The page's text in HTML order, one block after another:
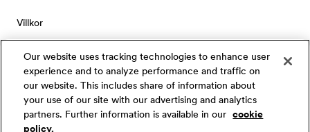
Villkor
Cookies
Privacy Settings
© Signum International AG 2026. Alla rättigheter förbehålls.
Our website uses tracking technologies to enhance user
experience and to analyze performance and traffic on
our website. This includes share of information about
your use of our site with our advertising and analytics
partners. Further information is available in our cookie
policy.